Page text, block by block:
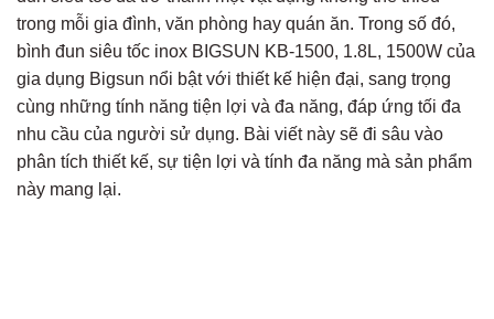
trong mỗi gia đình, văn phòng hay quán ăn. Trong số đó,
bình đun siêu tốc inox BIGSUN KB-1500, 1.8L, 1500W của
gia dụng Bigsun nổi bật với thiết kế hiện đại, sang trọng
cùng những tính năng tiện lợi và đa năng, đáp ứng tối đa
nhu cầu của người sử dụng. Bài viết này sẽ đi sâu vào
phân tích thiết kế, sự tiện lợi và tính đa năng mà sản phẩm
này mang lại.